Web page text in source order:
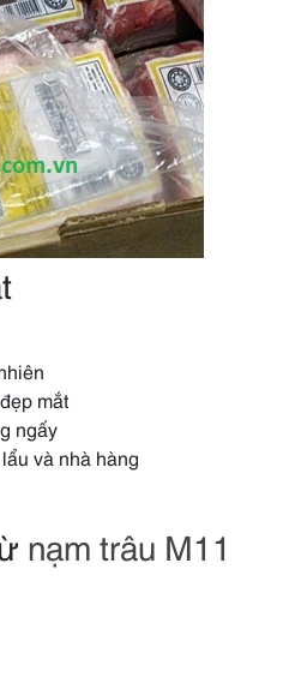
mắt
ngấy
và nhà hàng
nạm trâu M11